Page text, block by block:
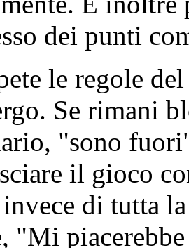
dei punti
le regole
Se rimani
"sono
il gioco
di tutta
"Mi